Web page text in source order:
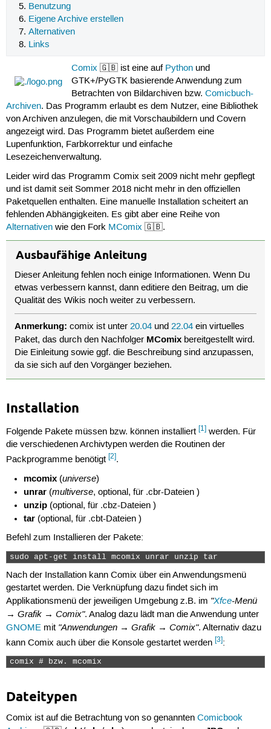
Benutzung
Eigene Archive erstellen
Alternativen
Links
Comix 🇬🇧 ist eine auf Python und
GTK+/PyGTK basierende Anwendung zum
Betrachten von Bildarchiven bzw.Comicbuch-
Archiven. Das Programm erlaubt es dem Nutzer, eine Bibliothek
von Archiven anzulegen, die mit Vorschaubildern und Covern
angezeigt wird. Das Programm bietet außerdem eine
Lupenfunktion, Farbkorrektur und einfache
Lesezeichenverwaltung.
Leider wird das Programm Comix seit 2009 nicht mehr gepflegt
und ist damit seit Sommer 2018 nicht mehr in den offiziellen
Paketquellen enthalten. Eine manuelle Installation scheitert an
fehlenden Abhängigkeiten. Es gibt aber eine Reihe von
Alternativenwie den Fork MComix 🇬🇧.
Ausbaufähige Anleitung
Dieser Anleitung fehlen noch einige Informationen. Wenn Du
etwas verbessern kannst, dann editiere den Beitrag, um die
Qualität des Wikis noch weiter zu verbessern.
Anmerkung: comix ist unter20.04 und22.04 ein virtuelles
Paket, das durch den Nachfolger MComix bereitgestellt wird.
Die Einleitung sowie ggf. die Beschreibung sind anzupassen,
da sie sich auf den Vorgänger beziehen.
Installation
Folgende Pakete müssen bzw. können installiert [1]werden. Für
die verschiedenen Archivtypen werden die Routinen der
Packprogramme benötigt [2].
mcomix (universe)
unrar (multiverse, optional, für .cbr-Dateien )
unzip (optional, für .cbz-Dateien )
tar (optional, für .cbt-Dateien )
Befehl zum Installieren der Pakete:
sudo apt-get install mcomix unrar unzip tar
Nach der Installation kann Comix über ein Anwendungsmenü
gestartet werden. Die Verknüpfung dazu findet sich im
Applikationsmenü der jeweiligen Umgebung z.B. im "Xfce-Menü
→ Grafik → Comix". Analog dazu lädt man die Anwendung unter
GNOMEmit "Anwendungen → Grafik → Comix". Alternativ dazu
kann Comix auch über die Konsole gestartet werden [3]:
comix # bzw. mcomix
Dateitypen
Comix ist auf die Betrachtung von so genannten Comicbook